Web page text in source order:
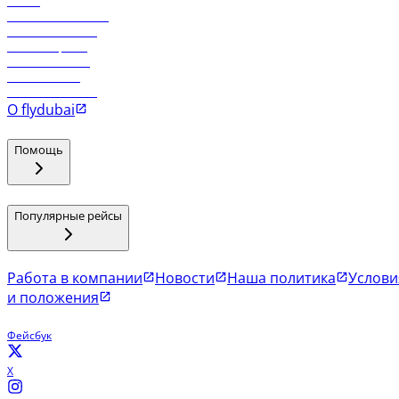
О flydubai
Помощь
Популярные рейсы
Работа в компании Новости Наша политика
и положения
Фейсбук
X